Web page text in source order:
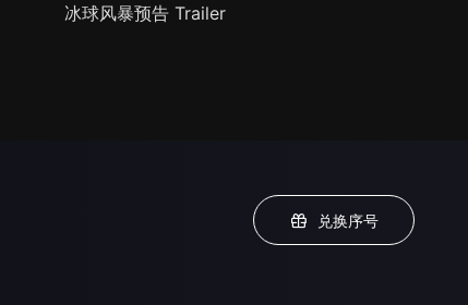
冰球风暴预告 Trailer
兑换序号